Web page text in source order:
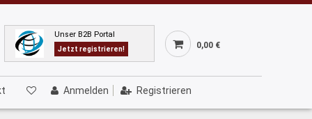
Unser B2B Portal
Jetzt registrieren! 0,00 €
Anmelden Registrieren